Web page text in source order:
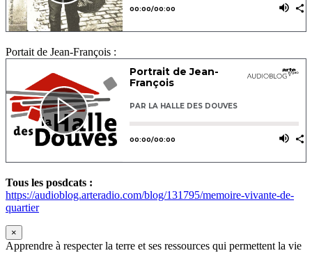
Portait de Jean-François :
Tous les posdcats :
https://audioblog.arteradio.com/blog/131795/memoire-vivante-de-
quartier
×
Apprendre à respecter la terre et ses ressources qui permettent la vie